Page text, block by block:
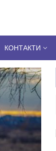
КОНТАКТИ